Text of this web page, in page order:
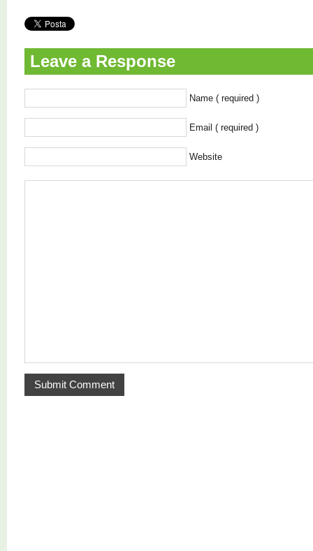
Leave a Response
Name ( required )
Email ( required )
Website